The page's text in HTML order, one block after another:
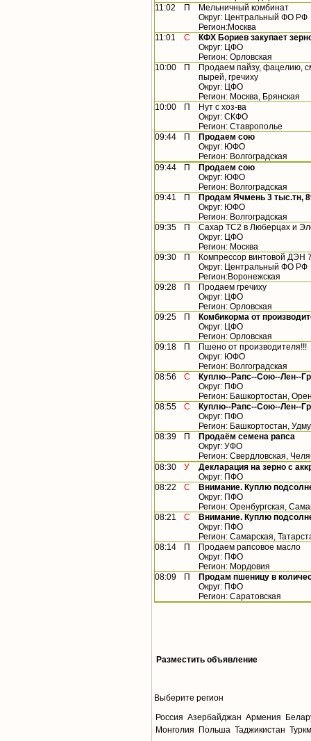
11:02
П
Мельничный комбинат
Округ: Центральный ФО РФ
Регион:Москва
11:01
С
КФХ Бориев закупает
Округ: ЦФО
Регион: Орловская
10:00
П
Продаем пайзу, фацелию,
пырей, гречиху
Округ: ЦФО
Регион: Москва, Брянская
10:00
П
Нут с хоз-ва
Округ: СКФО
Регион: Ставрополье
09:44
П
Продаем сою
Округ: ЮФО
Регион: Волгоградская
09:44
П
Продаем сою
Округ: ЮФО
Регион: Волгоградская
09:41
П
Продам Ячмень 3 тыс.тн,
Округ: ЮФО
Регион: Волгоградская
09:35
П Сахар ТС2 в Люберцах и
Округ: ЦФО
Регион: Москва
09:30
П
Компрессор винтовой ДЭН
Округ: Центральный ФО РФ
Регион:Воронежская
09:28
П
Продаем гречиху
Округ: ЦФО
Регион: Орловская
09:25
П
Комбикорма от
Округ: ЦФО
Регион: Орловская
09:18
П
Пшено от производителя!!!
Округ: ЮФО
Регион: Волгоградская
08:56
С
Куплю--Рапс--Сою--Лен--
Округ: ПФО
Регион: Башкортостан,
08:55
С
Куплю--Рапс--Сою--Лен--
Округ: ПФО
Регион: Башкортостан,
08:39
П
Продаём семена рапса
Округ: УФО
Регион: Свердловская,
08:30
У
Декларация на зерно с
Округ: ПФО
08:22
С
Внимание. Куплю
Округ: ПФО
Регион: Оренбургская,
08:21
С
Внимание. Куплю
Округ: ПФО
Регион: Самарская,
08:14
П
Продаем рапсовое масло
Округ: ПФО
Регион: Мордовия
08:09
П
Продам пшеницу в
Округ: ПФО
Регион: Саратовская
Разместить объявление
Выберите регион
Россия Азербайджан Армения
Монголия
Польша Таджикистан